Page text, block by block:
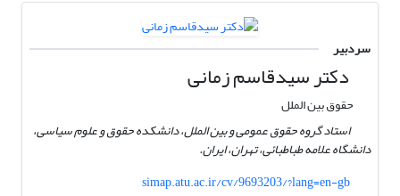
سردبیر
دکتر سیدقاسم زمانی
حقوق بین الملل
استاد گروه حقوق عمومی و بین الملل، دانشکده حقوق و علوم سیاسی،
دانشگاه علامه طباطبائی، تهران، ایران.
simap.atu.ac.ir/cv/9693203/?lang=en-gb